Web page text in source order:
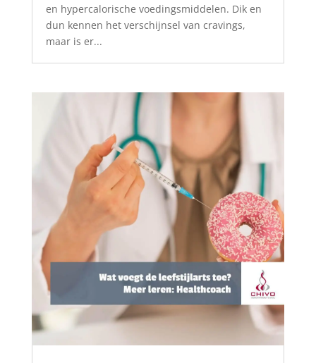
en hypercalorische voedingsmiddelen. Dik en
dun kennen het verschijnsel van cravings,
maar is er...